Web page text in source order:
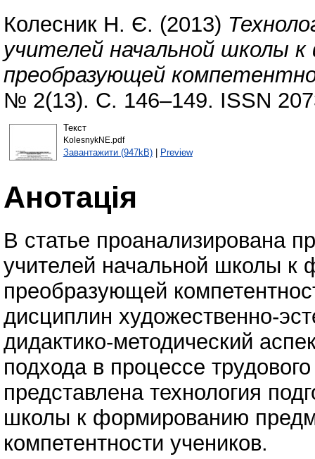
Колесник Н. Є. (2013)
учителей начальной школы
преобразующей
№ 2(13). С. 146–149. ISSN
Текст
KolesnykNE.pdf
Завантажити (947kB)| Preview
Анотація
В статье проанализирована
учителей начальной школы к
преобразующей
дисциплин художественно-
дидактико-методический
подхода в процессе
представлена технология
школы к формированию
компетентности учеников.